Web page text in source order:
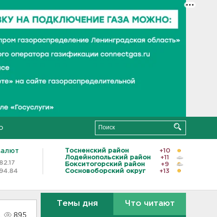
Тосненский район
+10
Лодейнопольский район
+11
Бокситогорский район
+9
Сосновоборский округ
+13
895
Темы дня Что читают